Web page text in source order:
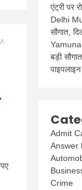
एंट्री पर
Delhi
सौगात,
Yamuna
बड़ी
Admit
Answer
Crime